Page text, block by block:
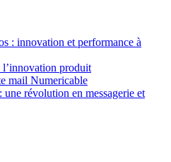
: innovation et performance à
produit
mail Numericable
révolution en messagerie et